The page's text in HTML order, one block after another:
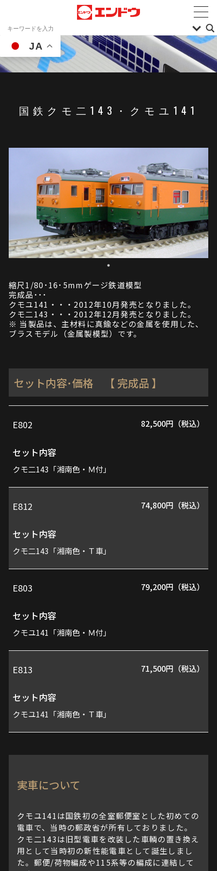
JA
国鉄クモ二143・クモユ141
縮尺1/80･16･5mmゲージ鉄道模型
完成品･･･
クモユ141・・・2012年10月発売となりました。
クモ二143・・・2012年12月発売となりました。
※ 当製品は、主材料に真鍮などの金属を使用した、
ブラスモデル（金属製模型）です。
セット内容･価格 【 完成品 】
品セ
価
格
E802 82,500円（税込）
セット内容
クモ二143「湘南色・Ｍ付」
E812 74,800円（税込）
セット内容
クモ二143「湘南色・Ｔ車」
E803 79,200円（税込）
セット内容
クモユ141「湘南色・Ｍ付」
E813 71,500円（税込）
セット内容
クモユ141「湘南色・Ｔ車」
実車について
クモユ141は国鉄初の全室郵便室とした初めての
電車で、当時の郵政省が所有しておりました。
クモ二143は旧型電車を改装した車輌の置き換え
用として当時初の新性能電車として誕生しまし
た。郵便/荷物編成や115系等の編成に連結して